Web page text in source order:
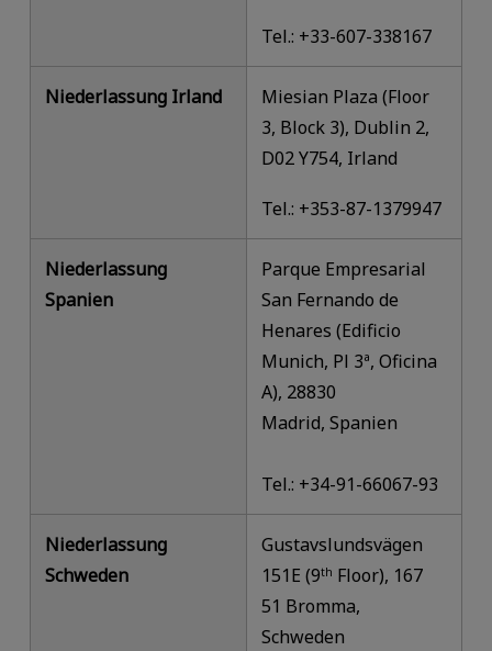
Tel.: +33-607-338167
Niederlassung Irland
Miesian Plaza (Floor
3, Block 3), Dublin 2,
D02 Y754, Irland
Tel.: +353-87-1379947
Niederlassung
Spanien
Parque Empresarial
San Fernando de
Henares (Edificio
Munich, Pl 3ª, Oficina
A), 28830
Madrid, Spanien
Tel.: +34-91-66067-93
Niederlassung
Schweden
Gustavslundsvägen
151E (9th Floor), 167
51 Bromma,
Schweden